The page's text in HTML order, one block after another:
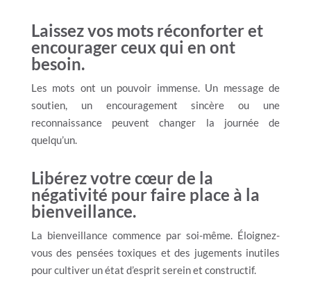
Laissez vos mots réconforter et
encourager ceux qui en ont
besoin.
Les mots ont un pouvoir immense. Un message de
soutien, un encouragement sincère ou une
reconnaissance peuvent changer la journée de
quelqu’un.
Libérez votre cœur de la
négativité pour faire place à la
bienveillance.
La bienveillance commence par soi-même. Éloignez-
vous des pensées toxiques et des jugements inutiles
pour cultiver un état d’esprit serein et constructif.